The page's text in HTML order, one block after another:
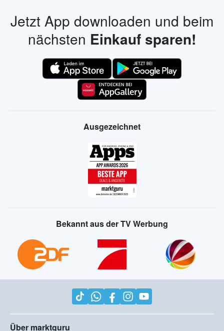
Jetzt App downloaden und beim
nächsten Einkauf sparen!
Ausgezeichnet
Bekannt aus der TV Werbung
Über marktguru